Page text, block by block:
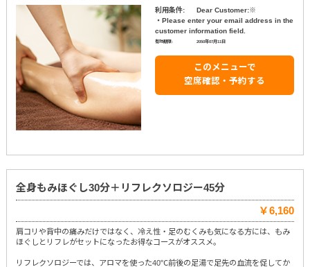
利用条件:
Dear Customer:※
・Please enter your email address in the
customer information field.
有効期限: 2050年07月11日
このメニューで
空席確認・予約する
全身もみほぐし30分＋リフレクソロジー45分
￥6,160
肩コリや背中の痛みだけではなく、冷え性・足のむくみも気になる方には、もみ
ほぐしとリフレがセットになったお得なコースがオススメ。
リフレクソロジーでは、アロマを使った40℃前後の足湯で足先の血流を促してか